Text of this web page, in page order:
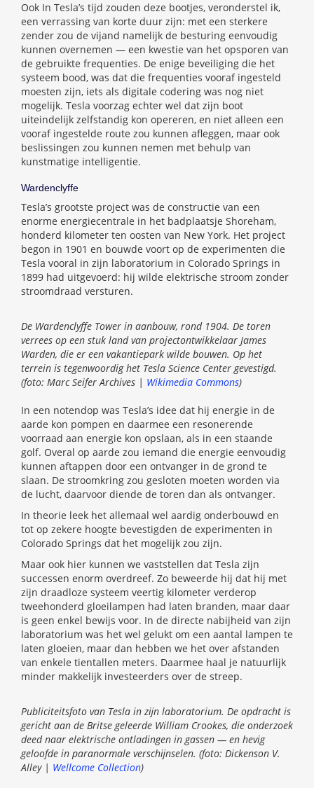
Ook In Tesla’s tijd zouden deze bootjes, veronderstel ik,
een verrassing van korte duur zijn: met een sterkere
zender zou de vijand namelijk de besturing eenvoudig
kunnen overnemen — een kwestie van het opsporen van
de gebruikte frequenties. De enige beveiliging die het
systeem bood, was dat die frequenties vooraf ingesteld
moesten zijn, iets als digitale codering was nog niet
mogelijk. Tesla voorzag echter wel dat zijn boot
uiteindelijk zelfstandig kon opereren, en niet alleen een
vooraf ingestelde route zou kunnen afleggen, maar ook
beslissingen zou kunnen nemen met behulp van
kunstmatige intelligentie.
Wardenclyffe
Tesla’s grootste project was de constructie van een
enorme energiecentrale in het badplaatsje Shoreham,
honderd kilometer ten oosten van New York. Het project
begon in 1901 en bouwde voort op de experimenten die
Tesla vooral in zijn laboratorium in Colorado Springs in
1899 had uitgevoerd: hij wilde elektrische stroom zonder
stroomdraad versturen.
De Wardenclyffe Tower in aanbouw, rond 1904. De toren
verrees op een stuk land van projectontwikkelaar James
Warden, die er een vakantiepark wilde bouwen. Op het
terrein is tegenwoordig het Tesla Science Center gevestigd.
(foto: Marc Seifer Archives | Wikimedia Commons)
In een notendop was Tesla’s idee dat hij energie in de
aarde kon pompen en daarmee een resonerende
voorraad aan energie kon opslaan, als in een staande
golf. Overal op aarde zou iemand die energie eenvoudig
kunnen aftappen door een ontvanger in de grond te
slaan. De stroomkring zou gesloten moeten worden via
de lucht, daarvoor diende de toren dan als ontvanger.
In theorie leek het allemaal wel aardig onderbouwd en
tot op zekere hoogte bevestigden de experimenten in
Colorado Springs dat het mogelijk zou zijn.
Maar ook hier kunnen we vaststellen dat Tesla zijn
successen enorm overdreef. Zo beweerde hij dat hij met
zijn draadloze systeem veertig kilometer verderop
tweehonderd gloeilampen had laten branden, maar daar
is geen enkel bewijs voor. In de directe nabijheid van zijn
laboratorium was het wel gelukt om een aantal lampen te
laten gloeien, maar dan hebben we het over afstanden
van enkele tientallen meters. Daarmee haal je natuurlijk
minder makkelijk investeerders over de streep.
Publiciteitsfoto van Tesla in zĳn laboratorium. De opdracht is
gericht aan de Britse geleerde William Crookes, die onderzoek
deed naar elektrische ontladingen in gassen — en hevig
geloofde in paranormale verschĳnselen. (foto: Dickenson V.
Alley | Wellcome Collection)